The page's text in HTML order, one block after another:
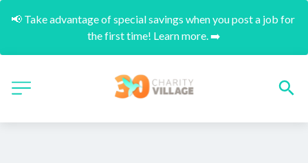
📢 Take advantage of special savings when you post a job for
the first time! Learn more. ➡️